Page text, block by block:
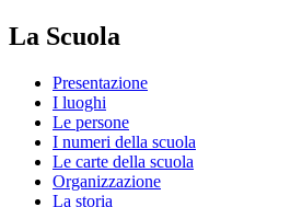
La Scuola
Presentazione
I luoghi
Le persone
I numeri della scuola
Le carte della scuola
Organizzazione
La storia